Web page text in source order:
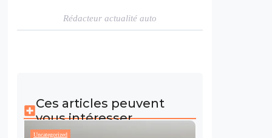
Rédacteur actualité auto
Ces articles peuvent
vous intéresser
Uncategorized